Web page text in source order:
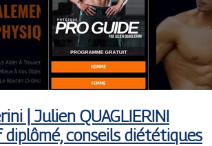
| Julien QUAGLIERINI
conseils diététiques